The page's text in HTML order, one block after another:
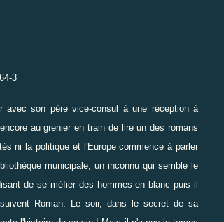
3
avec son père vice-consul à une réception à
au grenier en train de lire un des romans
ni la politique et l'Europe commence à parler
municipale, un inconnu qui semble le
de se méfier des hommes en blanc puis il
Roman. Le soir, dans le secret de sa